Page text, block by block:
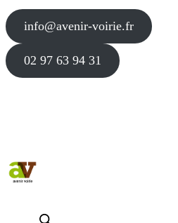
info@avenir-voirie.fr
02 97 63 94 31